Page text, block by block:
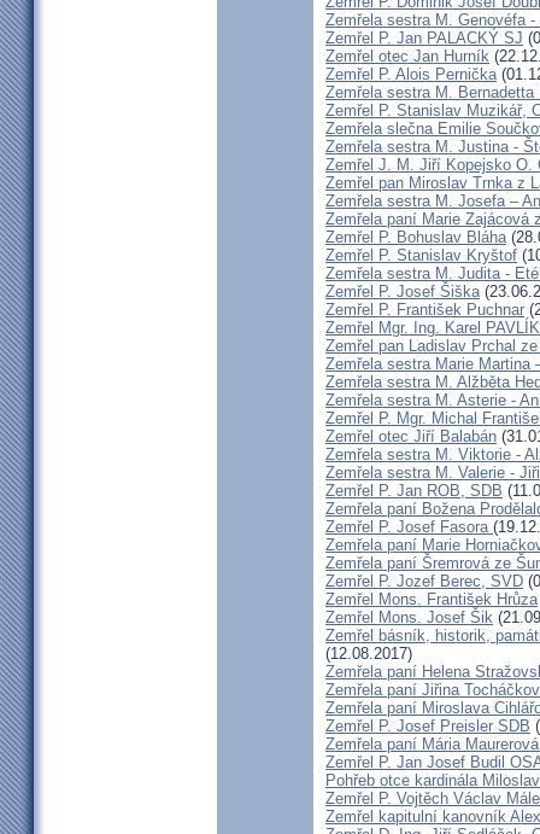
Zemřela sestra M. Genovéfa
Zemřel P. Jan PALACKÝ SJ
Zemřel otec Jan Hurník
Zemřel P. Alois Pernička
Zemřela sestra M. Bernadetta
Zemřel P. Stanislav Muzikář,
Zemřela slečna Emilie
Zemřela sestra M. Justina -
Zemřel J. M. Jiří Kopejsko O.
Zemřel pan Miroslav Trnka z
Zemřela sestra M. Josefa –
Zemřela paní Marie Zajácová
Zemřel P. Bohuslav Bláha
Zemřel P. Stanislav Kryštof
Zemřela sestra M. Judita -
Zemřel P. Josef Šiška
Zemřel P. František Puchnar
Zemřel Mgr. Ing. Karel
Zemřel pan Ladislav Prchal
Zemřela sestra Marie Martina
Zemřela sestra M. Alžběta
Zemřela sestra M. Asterie -
Zemřel P. Mgr. Michal
Zemřel otec Jiří Balabán
Zemřela sestra M. Viktorie -
Zemřela sestra M. Valerie -
Zemřel P. Jan ROB, SDB
Zemřela paní Božena
Zemřel P. Josef Fasora
Zemřela paní Marie
Zemřela paní Šremrová ze
Zemřel P. Jozef Berec, SVD
Zemřel Mons. František Hrůza
Zemřel Mons. Josef Šik
Zemřel básník, historik,
(12.08.2017)
Zemřela paní Helena
Zemřela paní Jiřina
Zemřela paní Miroslava
Zemřel P. Josef Preisler SDB
Zemřela paní Mária
Zemřel P. Jan Josef Budil
Pohřeb otce kardinála
Zemřel P. Vojtěch Václav
Zemřel kapitulní kanovník